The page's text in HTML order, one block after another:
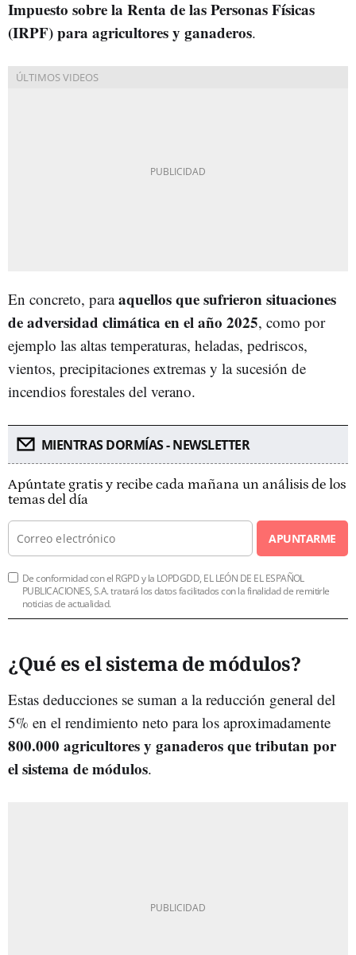
Impuesto sobre la Renta de las Personas Físicas
(IRPF) para agricultores y ganaderos.
En concreto, paraaquellos que sufrieron situaciones
de adversidad climática en el año 2025, como por
ejemplo las altas temperaturas, heladas, pedriscos,
vientos, precipitaciones extremas y la sucesión de
incendios forestales del verano.
MIENTRAS DORMÍAS - NEWSLETTER
Apúntate gratis y recibe cada mañana un análisis de los
temas del día
APUNTARME
De conformidad con el RGPD y la LOPDGDD, EL LEÓN DE EL ESPAÑOL
PUBLICACIONES, S.A. tratará los datos facilitados con la finalidad de remitirle
noticias de actualidad.
¿Qué es el sistema de módulos?
Estas deducciones se suman a la reducción general del
5% en el rendimiento neto para los aproximadamente
800.000 agricultores y ganaderos que tributan por
el sistema de módulos.